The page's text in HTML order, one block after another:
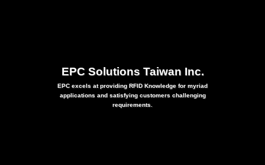
EPC Solutions Taiwan Inc.
EPC excels at providing RFID Knowledge for myriad
applications and satisfying customers challenging
requirements.